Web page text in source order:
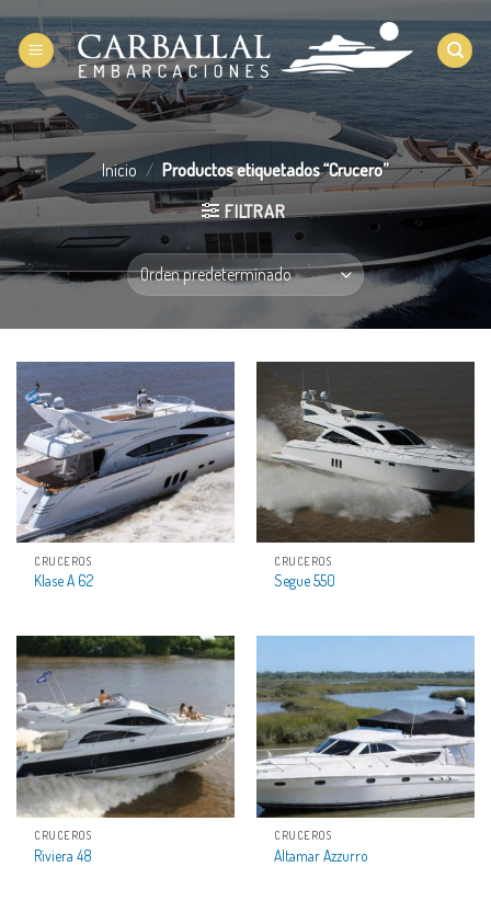
Saltar
al
contenido
Inicio / Productos etiquetados “Crucero”
FILTRAR
CRUCEROS
Klase A 62
CRUCEROS
Segue 550
CRUCEROS
Riviera 48
CRUCEROS
Altamar Azzurro